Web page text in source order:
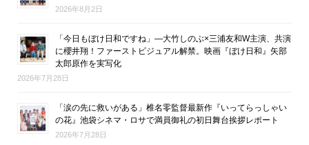
2026年8月2日
「今日もぼけ日和ですね」―大竹しのぶ×三浦友和W主演、共演
に櫻井翔！ファーストビジュアル解禁。映画『ぼけ日和』矢部
太郎原作を実写化
2026年7月28日
「涙の先に救いがある」椎名零監督最新作『いってらっしゃい
の花』池袋シネマ・ロサで満員御礼の初日舞台挨拶レポート
2026年7月28日